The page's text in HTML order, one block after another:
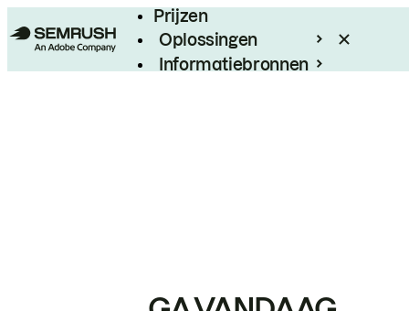
Prijzen
Oplossingen
Informatiebronnen